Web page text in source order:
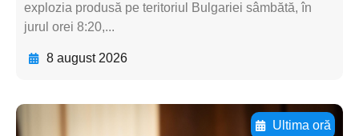
explozia produsă pe teritoriul Bulgariei sâmbătă, în
jurul orei 8:20,...
8 august 2026
Ultima oră